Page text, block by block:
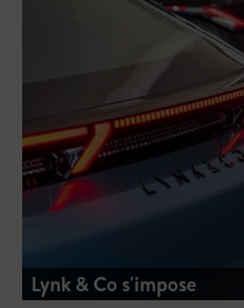
Lynk & Co s'impose